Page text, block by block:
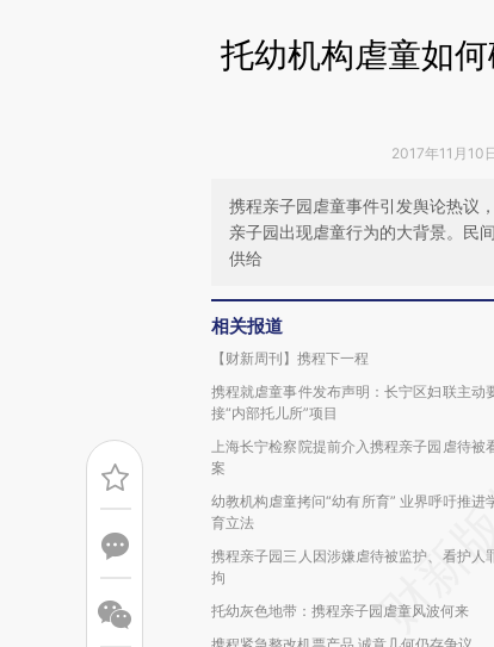
托幼机构虐童如
2017年11月10
携程亲子园虐童事件引发舆论热议
亲子园出现虐童行为的大背景。民
供给
相关报道
【财新周刊】携程下一程
携程就虐童事件发布声明：长宁区妇联主动
接“内部托儿所”项目
上海长宁检察院提前介入携程亲子园虐待被
案
幼教机构虐童拷问“幼有所育” 业界呼吁推进
育立法
携程亲子园三人因涉嫌虐待被监护、看护人
拘
托幼灰色地带：携程亲子园虐童风波何来